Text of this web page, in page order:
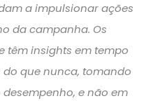
a impulsionar ações
da campanha. Os
têm insights em tempo
que nunca, tomando
e não em